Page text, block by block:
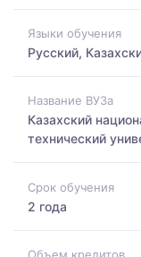
Языки обучения
Русский,
Название ВУЗа
Казахский
технический
Срок обучения
2 года